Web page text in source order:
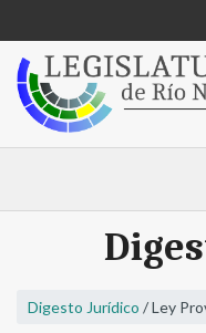
Digesto Jurídico / Ley